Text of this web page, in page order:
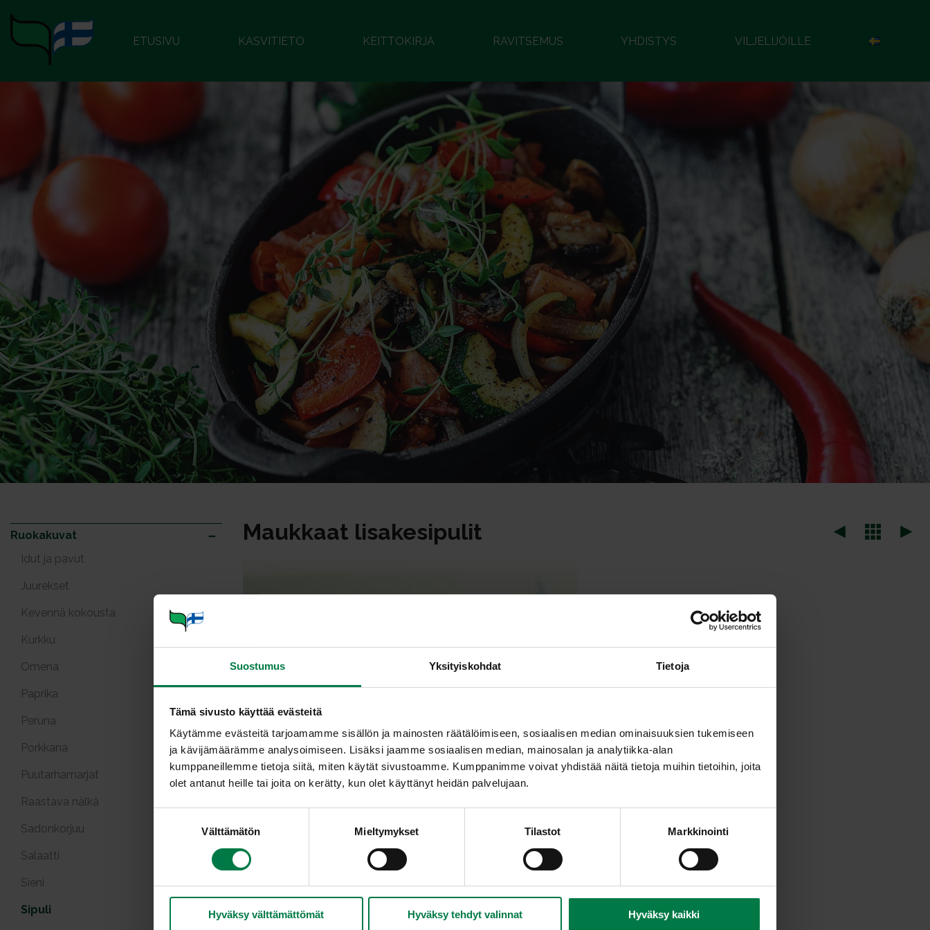
Suostumus Yksityiskohdat Tietoja
Tämä sivusto käyttää evästeitä
Käytämme evästeitä tarjoamamme sisällön ja mainosten räätälöimiseen, sosiaalisen median ominaisuuksien tukemiseen
ja kävijämäärämme analysoimiseen. Lisäksi jaamme sosiaalisen median, mainosalan ja analytiikka-alan
kumppaneillemme tietoja siitä, miten käytät sivustoamme. Kumppanimme voivat yhdistää näitä tietoja muihin tietoihin, joita
olet antanut heille tai joita on kerätty, kun olet käyttänyt heidän palvelujaan.
Välttämätön Mieltymykset Tilastot Markkinointi
Hyväksy välttämättömät Hyväksy tehdyt valinnat Hyväksy kaikki
ETUSIVU KASVITIETO KEITTOKIRJA RAVITSEMUS YHDISTYS VILJELIJÖILLE
Ruokakuvat
Idut ja pavut
Juurekset
Kevennä kokousta
Kurkku
Omena
Paprika
Peruna
Porkkana
Puutarhamarjat
Raastava nälkä
Sadonkorjuu
Salaatti
Sieni
Sipuli
Maukkaat lisakesipulit